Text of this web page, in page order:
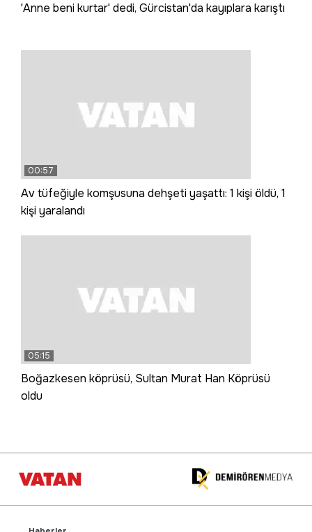
'Anne beni kurtar' dedi, Gürcistan'da kayıplara karıştı
00:57
Av tüfeğiyle komşusuna dehşeti yaşattı: 1 kişi öldü, 1
kişi yaralandı
05:15
Boğazkesen köprüsü, Sultan Murat Han Köprüsü
oldu